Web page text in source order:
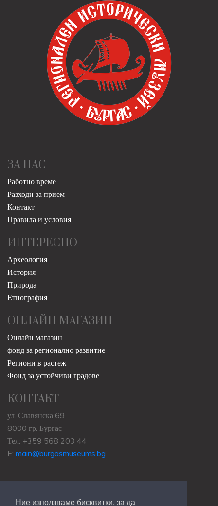
Ние използваме бисквитки, за да
ЗА НАС
Работно време
Разходи за прием
Контакт
Правила и условия
ИНТЕРЕСНО
Археология
История
Природа
Етнография
ОНЛАЙН МАГАЗИН
Онлайн магазин
фонд за регионално развитие
Региони в растеж
Фонд за устойчиви градове
КОНТАКТ
ул. Славянска 69
8000 гр. Бургас
Тел: +359 568 203 44
E: main@burgasmuseums.bg